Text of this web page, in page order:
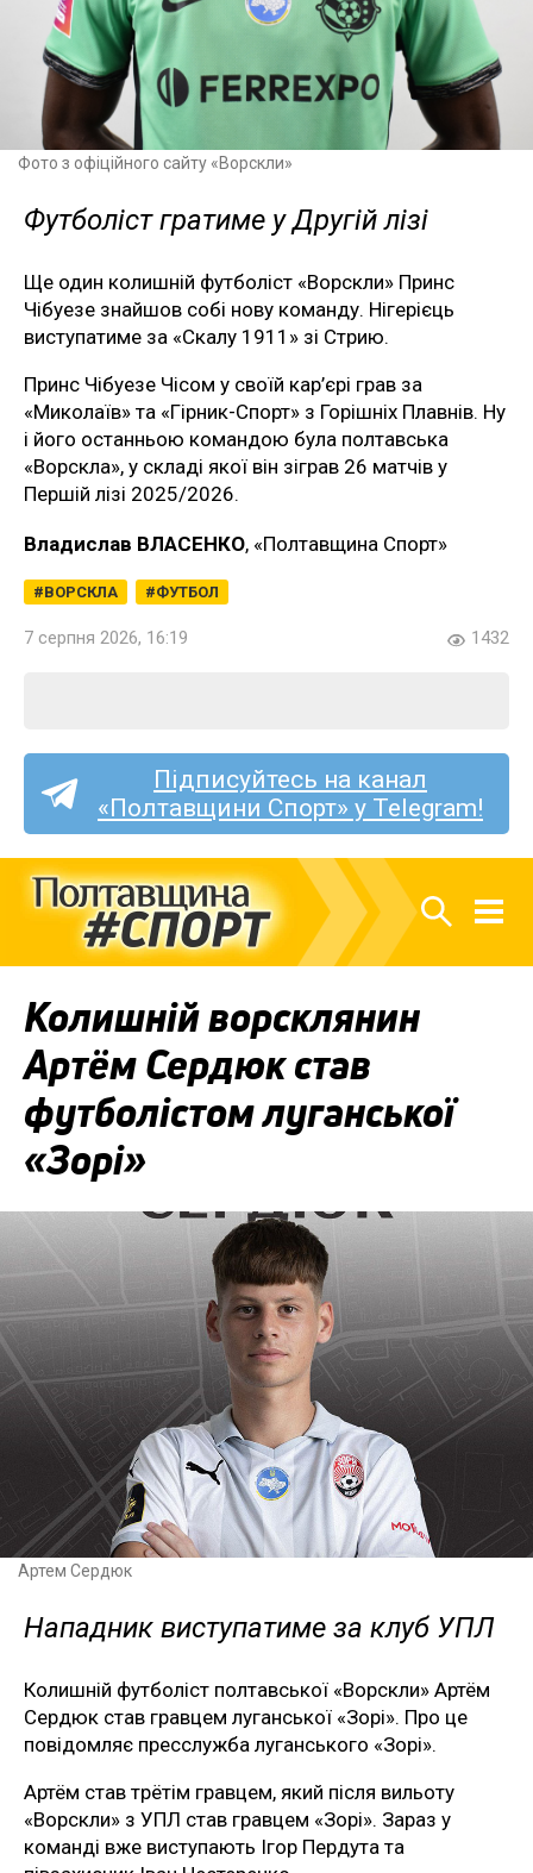
Фото з офіційного сайту «Ворскли»
Футболіст гратиме у Другій лізі
Ще один колишній футболіст «Ворскли» Принс
Чібуезе знайшов собі нову команду. Нігерієць
виступатиме за «Скалу 1911» зі Стрию.
Принс Чібуезе Чісом у своїй кар’єрі грав за
«Миколаїв» та «Гірник-Спорт» з Горішніх Плавнів. Ну
і його останньою командою була полтавська
«Ворскла», у складі якої він зіграв 26 матчів у
Першій лізі 2025/2026.
Владислав ВЛАСЕНКО, «Полтавщина Спорт»
ВОРСКЛА ФУТБОЛ
7 серпня 2026, 16:19 1432
Підписуйтесь на канал
«Полтавщини Спорт» у Telegram!
Колишній ворсклянин
Артём Сердюк став
футболістом луганської
«Зорі»
Артем Сердюк
Нападник виступатиме за клуб УПЛ
Колишній футболіст полтавської «Ворскли» Артём
Сердюк став гравцем луганської «Зорі». Про це
повідомляє пресслужба луганського «Зорі».
Артём став трётім гравцем, який після вильоту
«Ворскли» з УПЛ став гравцем «Зорі». Зараз у
команді вже виступають Ігор Пердута та